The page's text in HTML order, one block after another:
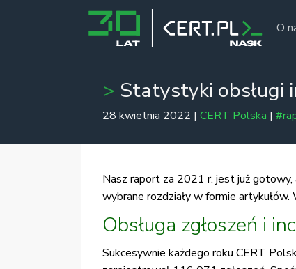
O
Statystyki obsługi
28 kwietnia 2022 | CERT Polska |
Nasz raport za 2021 r. jest już
wybrane rozdziały w formie
Obsługa zgłoszeń i
Sukcesywnie każdego roku CERT